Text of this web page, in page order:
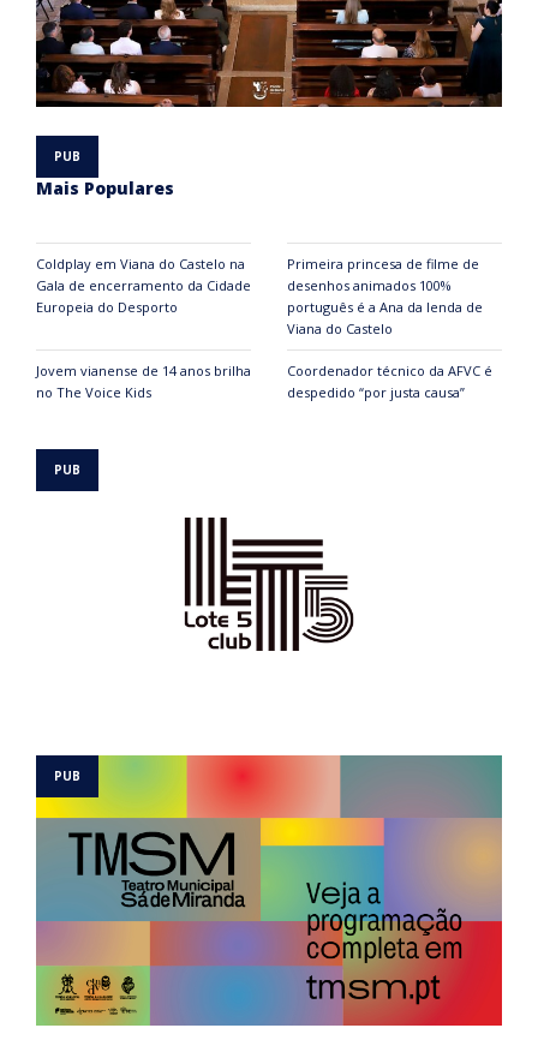
Mais Populares
Coldplay em Viana do Castelo na
Gala de encerramento da Cidade
Europeia do Desporto
Primeira princesa de filme de
desenhos animados 100%
português é a Ana da lenda de
Viana do Castelo
Jovem vianense de 14 anos brilha
no The Voice Kids
Coordenador técnico da AFVC é
despedido “por justa causa”